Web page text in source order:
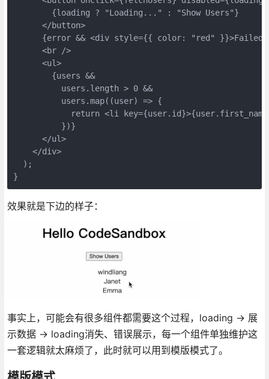
        {loading ? "Loading..." : "Show Users"}
      </button>
{error && <div style={{ color: "red"
      <br />
      <ul>
        {users &&
          users.length > 0 &&
          users.map((user) => {
return <li
          })}
      </ul>
    </div>
  );
}
效果就是下边的样子：
事实上，可能会有很多组件都需要这个过程，loading -> 展
示数据 -> loading消失、错误展示，每一个组件单独维护这
一套逻辑就太麻烦了，此时就可以用到模版模式了。